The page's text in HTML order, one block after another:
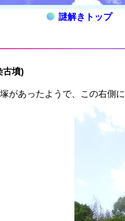
謎解きトップ
古墳)
があったようで、この右側